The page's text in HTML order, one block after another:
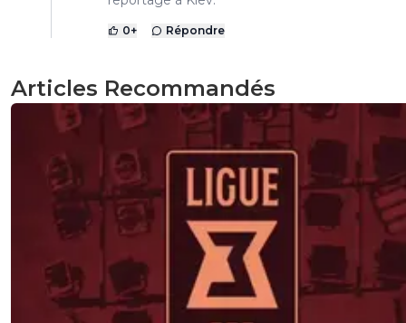
0+ Répondre
Articles Recommandés